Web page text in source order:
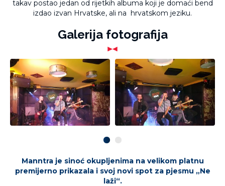
takav postao jedan od rijetkih albuma koji je domaći bend
izdao izvan Hrvatske, ali na hrvatskom jeziku.
Galerija fotografija
Manntra je sinoć okupljenima na velikom platnu
premijerno prikazala i svoj novi spot za pjesmu „Ne
laži“.